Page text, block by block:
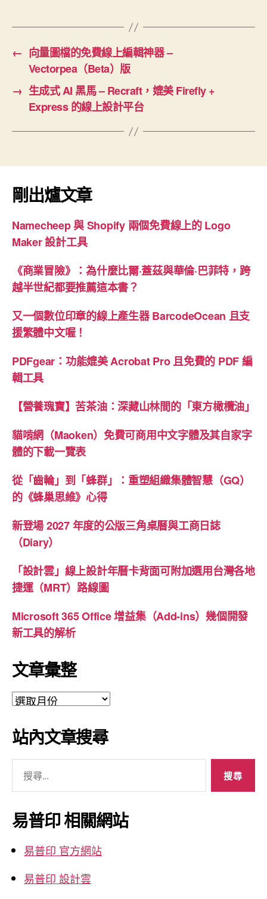
← 向量圖檔的免費線上編輯神器 –
Vectorpea（Beta）版
→ 生成式 AI 黑馬 – Recraft，媲美 Firefly +
Express 的線上設計平台
剛出爐文章
Namecheep 與 Shopify 兩個免費線上的 Logo
Maker 設計工具
《商業冒險》：為什麼比爾·蓋茲與華倫·巴菲特，跨
越半世紀都要推薦這本書？
又一個數位印章的線上產生器 BarcodeOcean 且支
援繁體中文喔！
PDFgear：功能媲美 Acrobat Pro 且免費的 PDF 編
輯工具
【營養瑰寶】苦茶油：深藏山林間的「東方橄欖油」
貓啃網（Maoken）免費可商用中文字體及其自家字
體的下載一覽表
從「齒輪」到「蜂群」：重塑組織集體智慧（GQ）
的《蜂巢思維》心得
新登場 2027 年度的公版三角桌曆與工商日誌
（Diary）
「設計雲」線上設計年曆卡背面可附加選用台灣各地
捷運（MRT）路線圖
Microsoft 365 Office 增益集（Add-ins）幾個開發
新工具的解析
文章彙整
文
彙
整
站內文章搜尋
關
鍵
字:
易普印 相關網站
易普印 官方網站
易普印 設計雲